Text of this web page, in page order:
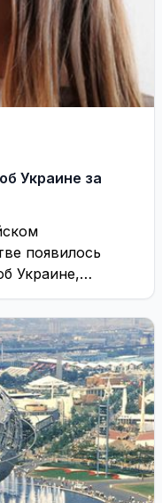
Украине за
появилось
Украине,
и наводили ...